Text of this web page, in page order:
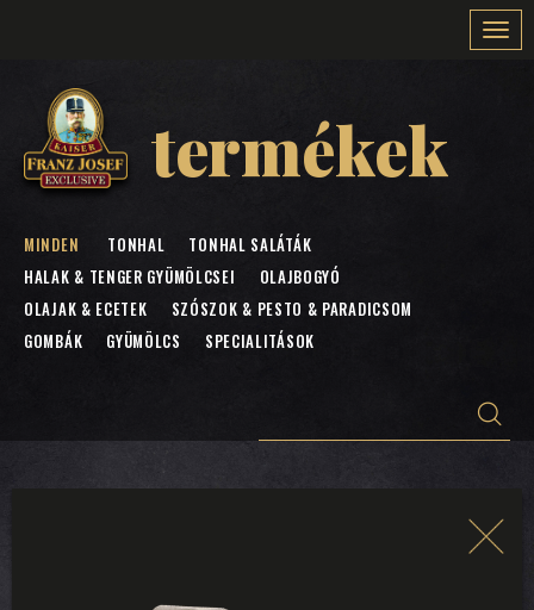
termékek
MINDEN TONHAL
TONHAL SALÁTÁK
HALAK & TENGER GYÜMÖLCSEI
OLAJBOGYÓ
OLAJAK & ECETEK
SZÓSZOK & PESTO & PARADICSOM
GOMBÁK
GYÜMÖLCS SPECIALITÁSOK